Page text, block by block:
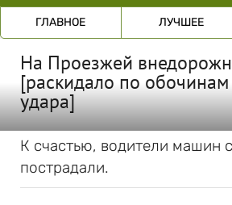
ГЛАВНОЕ ЛУЧШЕЕ
На Проезжей
[раскидало по
удара]
К счастью, водители машин
пострадали.